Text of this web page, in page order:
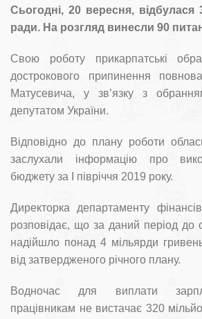
Сьогодні, 20 вересня, відбулася
ради. На розгляд винесли 90
Свою роботу прикарпатські
дострокового припинення
Матусевича, у зв’язку з
депутатом України.
Відповідно до плану роботи
заслухали інформацію про
бюджету за І півріччя 2019 року.
Директорка департаменту
розповідає, що за даний період до
надійшло понад 4 мільярди
від затвердженого річного плану.
Водночас для виплати
працівникам не вистачає 320